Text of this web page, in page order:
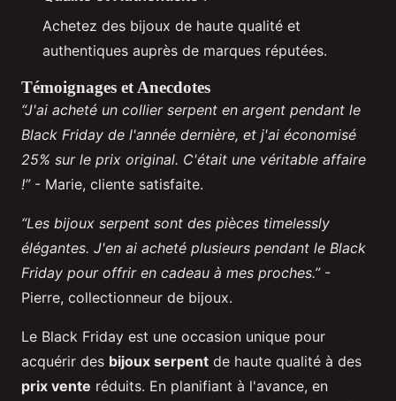
Achetez des bijoux de haute qualité et
authentiques auprès de marques réputées.
Témoignages et Anecdotes
“J'ai acheté un collier serpent en argent pendant le
Black Friday de l'année dernière, et j'ai économisé
25% sur le prix original. C'était une véritable affaire
!”- Marie, cliente satisfaite.
“Les bijoux serpent sont des pièces timelessly
élégantes. J'en ai acheté plusieurs pendant le Black
Friday pour offrir en cadeau à mes proches.”-
Pierre, collectionneur de bijoux.
Le Black Friday est une occasion unique pour
acquérir des bijoux serpent de haute qualité à des
prix vente réduits. En planifiant à l'avance, en